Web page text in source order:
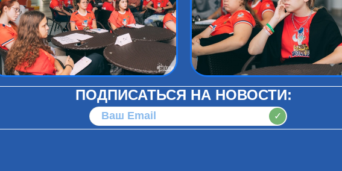
ПОДПИСАТЬСЯ НА НОВОСТИ:
✓